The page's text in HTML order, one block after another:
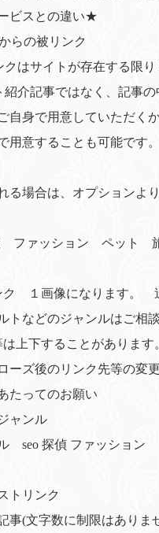
ビスとの違い★
らの被リンク
クはサイトが存在する限り
紹介記事ではなく、記事の
自身で用意していただく
用意することも可能です。
る場合は、オプションよ
ファッション ペット
１画像になります。
トなどのジャンルはご相談
上下することがあります
ズ後のリンク先等の変
たってのお願い
ャンル
seo 探偵 ファッション
トリンク
事(文字数に制限はありま